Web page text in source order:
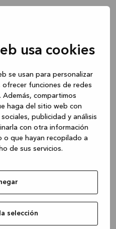
usa cookies
se usan para personalizar
funciones de redes
Además, compartimos
haga del sitio web con
publicidad y análisis
con otra información
o que hayan recopilado a
de sus servicios.
selección
exception has occurred
browser console for more